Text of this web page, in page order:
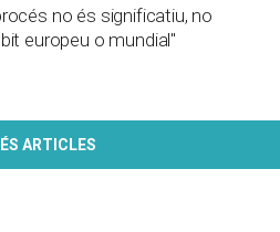
no és significatiu, no
europeu o mundial"
ARTICLES